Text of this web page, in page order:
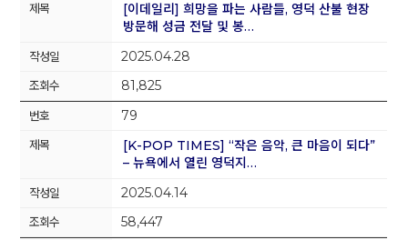
[이데일리] 희망을 파는 사람들, 영덕 산불 현장
방문해 성금 전달 및 봉…
2025.04.28
81,825
79
[K-POP TIMES] “작은 음악, 큰 마음이 되다”
– 뉴욕에서 열린 영덕지…
2025.04.14
58,447